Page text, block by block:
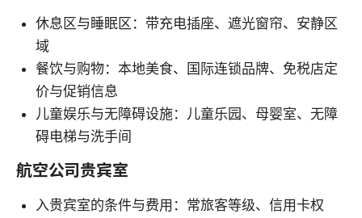
休息区与睡眠区：带充电插座、遮光窗帘、安静区
域
餐饮与购物：本地美食、国际连锁品牌、免税店定
价与促销信息
儿童娱乐与无障碍设施：儿童乐园、母婴室、无障
碍电梯与洗手间
航空公司贵宾室
入贵宾室的条件与费用：常旅客等级、信用卡权